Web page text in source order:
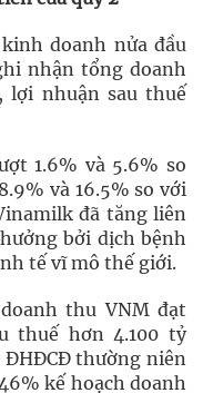
doanh nửa đầu
nhận tổng doanh
lợi nhuận sau thuế
1.6% và 5.6% so
và 16.5% so với
đã tăng liên
bởi dịch bệnh
tế vĩ mô thế giới.
thu VNM đạt
thuế hơn 4.100 tỷ
ĐHĐCĐ thường niên
kế hoạch doanh